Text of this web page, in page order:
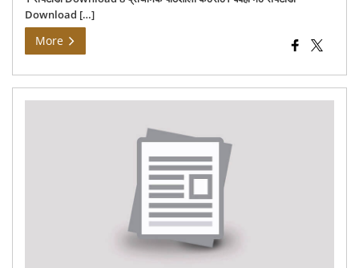
Download […]
More